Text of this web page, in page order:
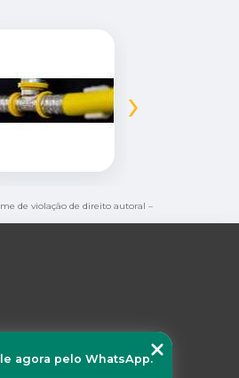
›
de violação de direito autoral –
agora pelo WhatsApp.